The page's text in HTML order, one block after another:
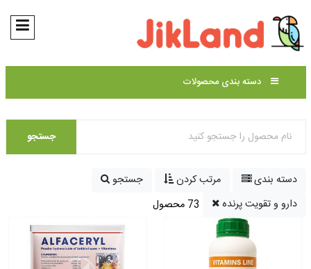
دسته بندی محصولات
جستجو
دسته بندی مرتب کردن
جستجو
دارو و تقویت پرنده
73 محصول